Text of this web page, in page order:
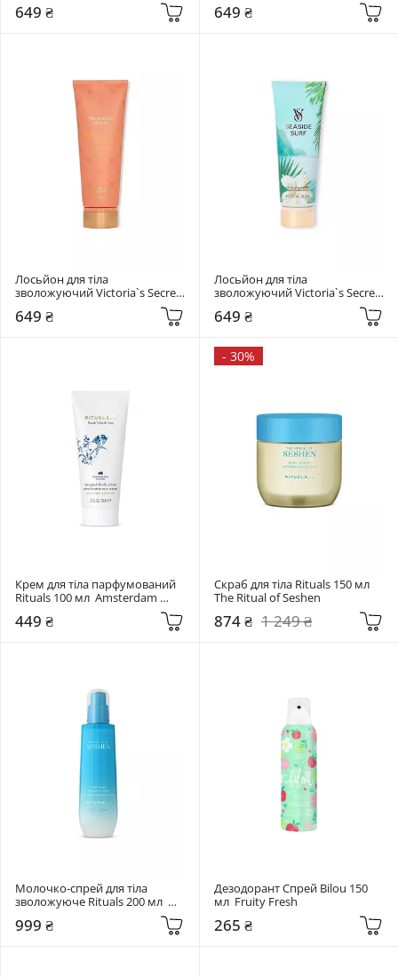
Vacation
649 ₴ 649 ₴
Лосьйон для тіла
зволожуючий Victoria`s Secret
236 мл  Golden Apricot & Honey
649 ₴
Лосьйон для тіла
зволожуючий Victoria`s Secret
649 ₴
Крем для тіла парфумований
Rituals 100 мл  Amsterdam
449 ₴
- 30%
Скраб для тіла Rituals 150 мл
The Ritual of Seshen
874 ₴ 1 249 ₴
Молочко-спрей для тіла
зволожуюче Rituals 200 мл
999 ₴
Дезодорант Спрей Bilou 150
мл  Fruity Fresh
265 ₴